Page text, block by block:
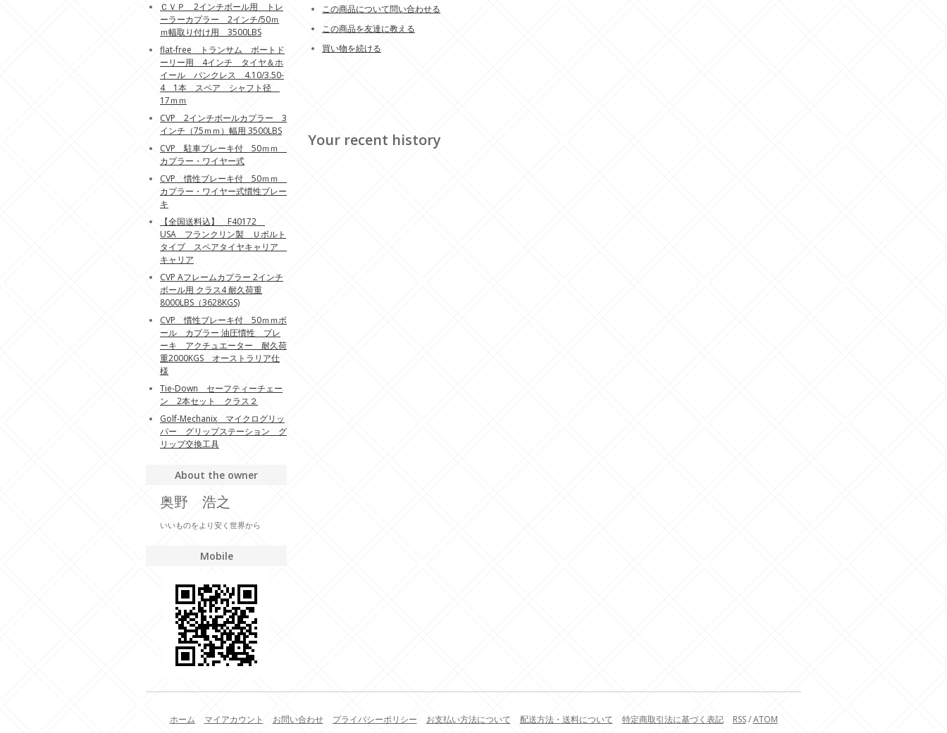
この商品について問い合わせる
この商品を友達に教える
買い物を続ける
Your recent history
ＣＶＰ 2インチボール用 トレ
ーラーカプラー 2インチ/50ｍ
ｍ幅取り付け用 3500LBS
flat-free トランサム ボートド
ーリー用 4インチ タイヤ＆ホ
イール パンクレス 4.10/3.50-
4 1本 スペア シャフト径
17ｍｍ
CVP 2インチボールカプラー 3
インチ（75ｍｍ）幅用 3500LBS
CVP 駐車ブレーキ付 50ｍｍ
カプラー・ワイヤー式
CVP 慣性ブレーキ付 50ｍｍ
カプラー・ワイヤー式慣性ブレー
キ
【全国送料込】 F40172
USA フランクリン製 Ｕボルト
タイプ スペアタイヤキャリア
キャリア
CVP Aフレームカプラー 2インチ
ボール用 クラス4 耐久荷重
8000LBS（3628KGS)
CVP 慣性ブレーキ付 50ｍｍボ
ール カプラー 油圧慣性 ブレ
ーキ アクチュエーター 耐久荷
重2000KGS オーストラリア仕
様
Tie-Down セーフティーチェー
ン 2本セット クラス２
Golf-Mechanix マイクログリッ
パー グリップステーション グ
リップ交換工具
About the owner
奥野 浩之
いいものをより安く世界から
Mobile
ホーム マイアカウント お問い合わせ プライバシーポリシー お支払い方法について 配送方法・送料について 特定商取引法に基づく表記 RSS/ATOM